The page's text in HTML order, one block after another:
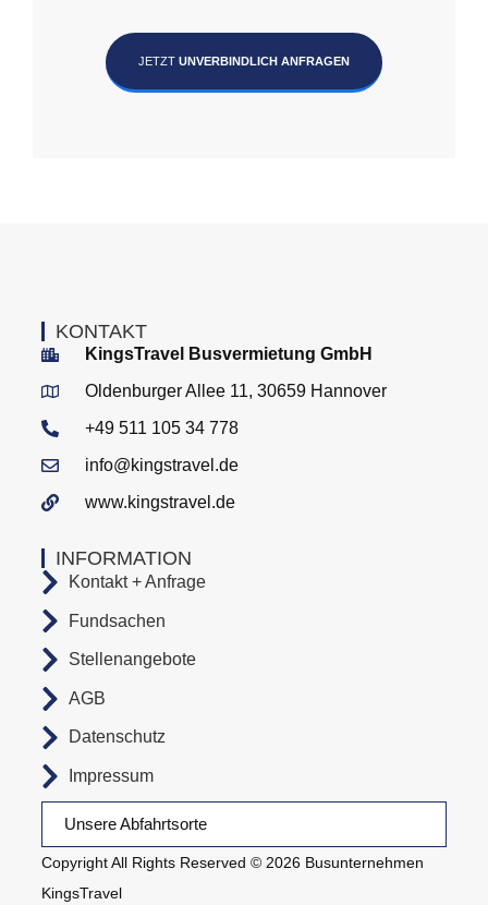
JETZT UNVERBINDLICH ANFRAGEN
Copyright All Rights Reserved © 2026 Busunternehmen
KingsTravel
Unsere Abfahrtsorte
INFORMATION
Kontakt + Anfrage
Fundsachen
Stellenangebote
AGB
Datenschutz
Impressum
KONTAKT
KingsTravel Busvermietung GmbH
Oldenburger Allee 11, 30659 Hannover
+49 511 105 34 778
info@kingstravel.de
www.kingstravel.de